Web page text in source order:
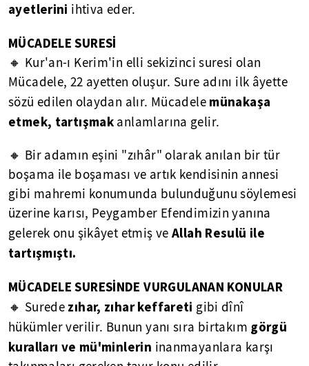
ayetlerini ihtiva eder.
MÜCADELE SURESİ
🔸 Kur'an-ı Kerim'in elli sekizinci suresi olan
Mücadele, 22 ayetten oluşur. Sure adını ilk âyette
sözü edilen olaydan alır. Mücadele münakaşa
etmek, tartışmak anlamlarına gelir.
🔸 Bir adamın eşini "zıhâr" olarak anılan bir tür
boşama ile boşaması ve artık kendisinin annesi
gibi mahremi konumunda bulunduğunu söylemesi
üzerine karısı, Peygamber Efendimizin yanına
gelerek onu şikâyet etmiş veAllah Resulü ile
tartışmıştı.
MÜCADELE SURESİNDE VURGULANAN KONULAR
🔸 Surede zıhar, zıhar keffareti gibi dînî
hükümler verilir. Bunun yanı sıra birtakım görgü
kuralları ve mü'minlerin inanmayanlara karşı